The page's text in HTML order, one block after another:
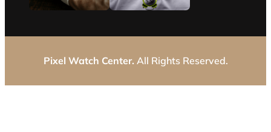
Pixel Watch Center. All Rights Reserved.